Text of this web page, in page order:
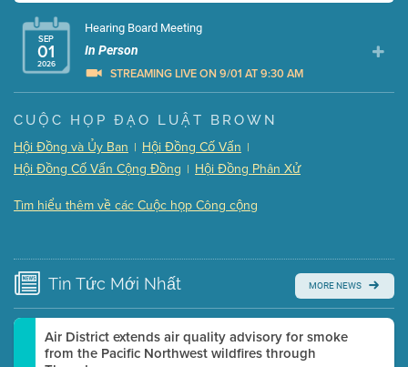
SEP
01
2026
Hearing Board Meeting
In Person
STREAMING LIVE ON 9/01 AT 9:30 AM
Presentation (Part 1 of 3) (5 Mb PDF , 87 pgs )
Presentation (Part 2 of 3) (121 Kb PDF , 2 pgs )
Presentation (Part 3 of 3) (168 Kb PDF , 3 pgs )
Meeting Details
Submit a comment
time.
Watch for real-time closed captioning with agenda
Learn more
CUỘC HỌP ĐẠO LUẬT BROWN
Hội Đồng và Ủy Ban | Hội Đồng Cố Vấn |
Hội Đồng Cố Vấn Cộng Đồng | Hội Đồng Phân Xử
Tìm hiểu thêm về các Cuộc họp Công cộng
Tin Tức Mới Nhất MORE NEWS
Air District extends air quality advisory for smoke
from the Pacific Northwest wildfires through